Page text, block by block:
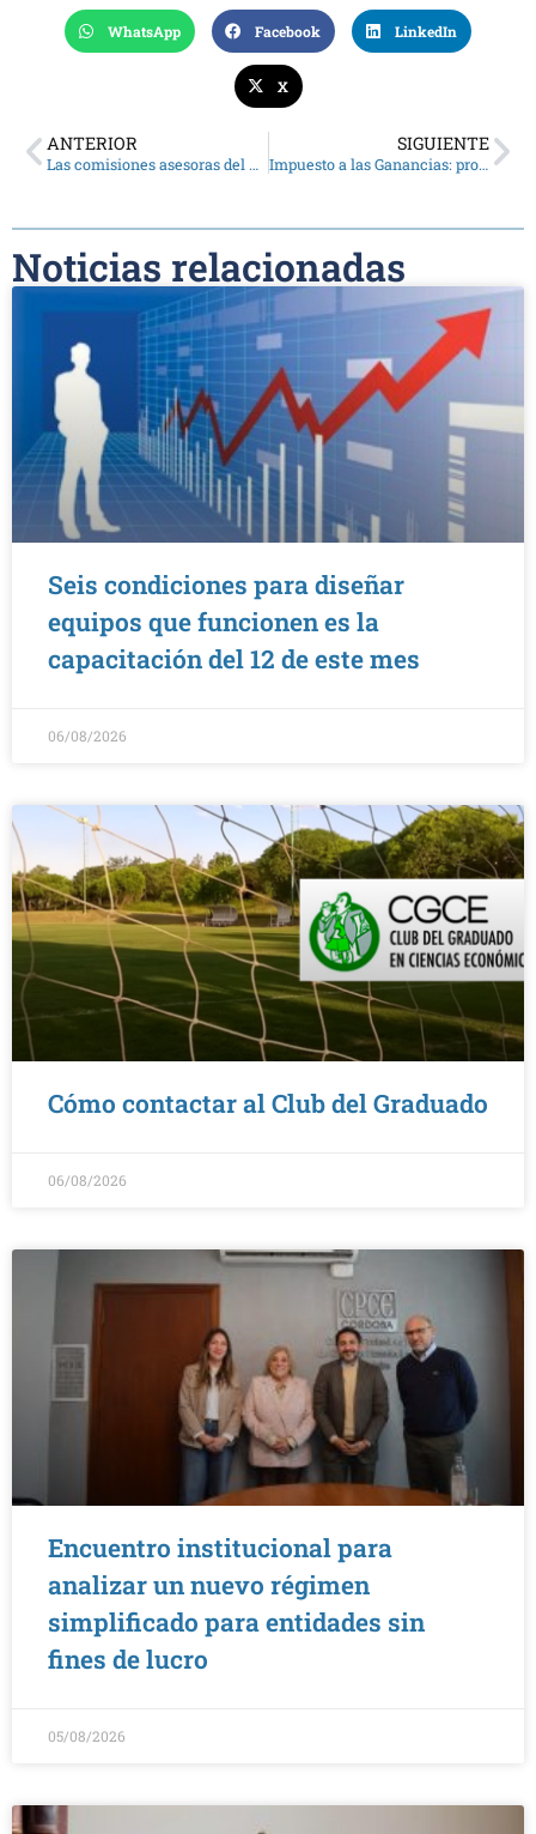
WhatsApp Facebook LinkedIn
X
ANTERIOR
Las comisiones asesoras del CPCE enriquecen la actividad profesional
SIGUIENTE
Impuesto a las Ganancias: procedimiento para pagos a beneficiarios del exterior
Noticias relacionadas
Seis condiciones para diseñar
equipos que funcionen es la
capacitación del 12 de este mes
06/08/2026
Cómo contactar al Club del Graduado
06/08/2026
Encuentro institucional para
analizar un nuevo régimen
simplificado para entidades sin
fines de lucro
05/08/2026